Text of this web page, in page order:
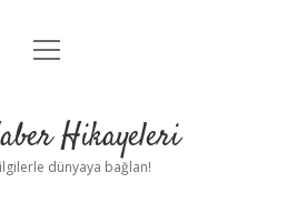
Anasayfa
Yasal Uyarı
menüyü
Hikayeleri
dünyaya bağlan!